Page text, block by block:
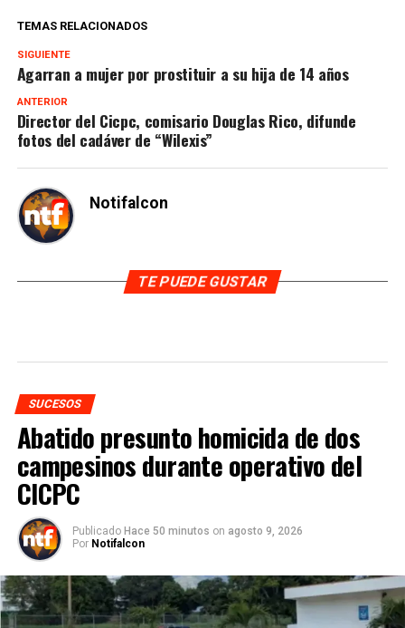
TEMAS RELACIONADOS
SIGUIENTE
Agarran a mujer por prostituir a su hija de 14 años
ANTERIOR
Director del Cicpc, comisario Douglas Rico, difunde
fotos del cadáver de “Wilexis”
Notifalcon
TE PUEDE GUSTAR
SUCESOS
Abatido presunto homicida de dos
campesinos durante operativo del
CICPC
Publicado Hace 50 minutos on agosto 9, 2026
Por Notifalcon